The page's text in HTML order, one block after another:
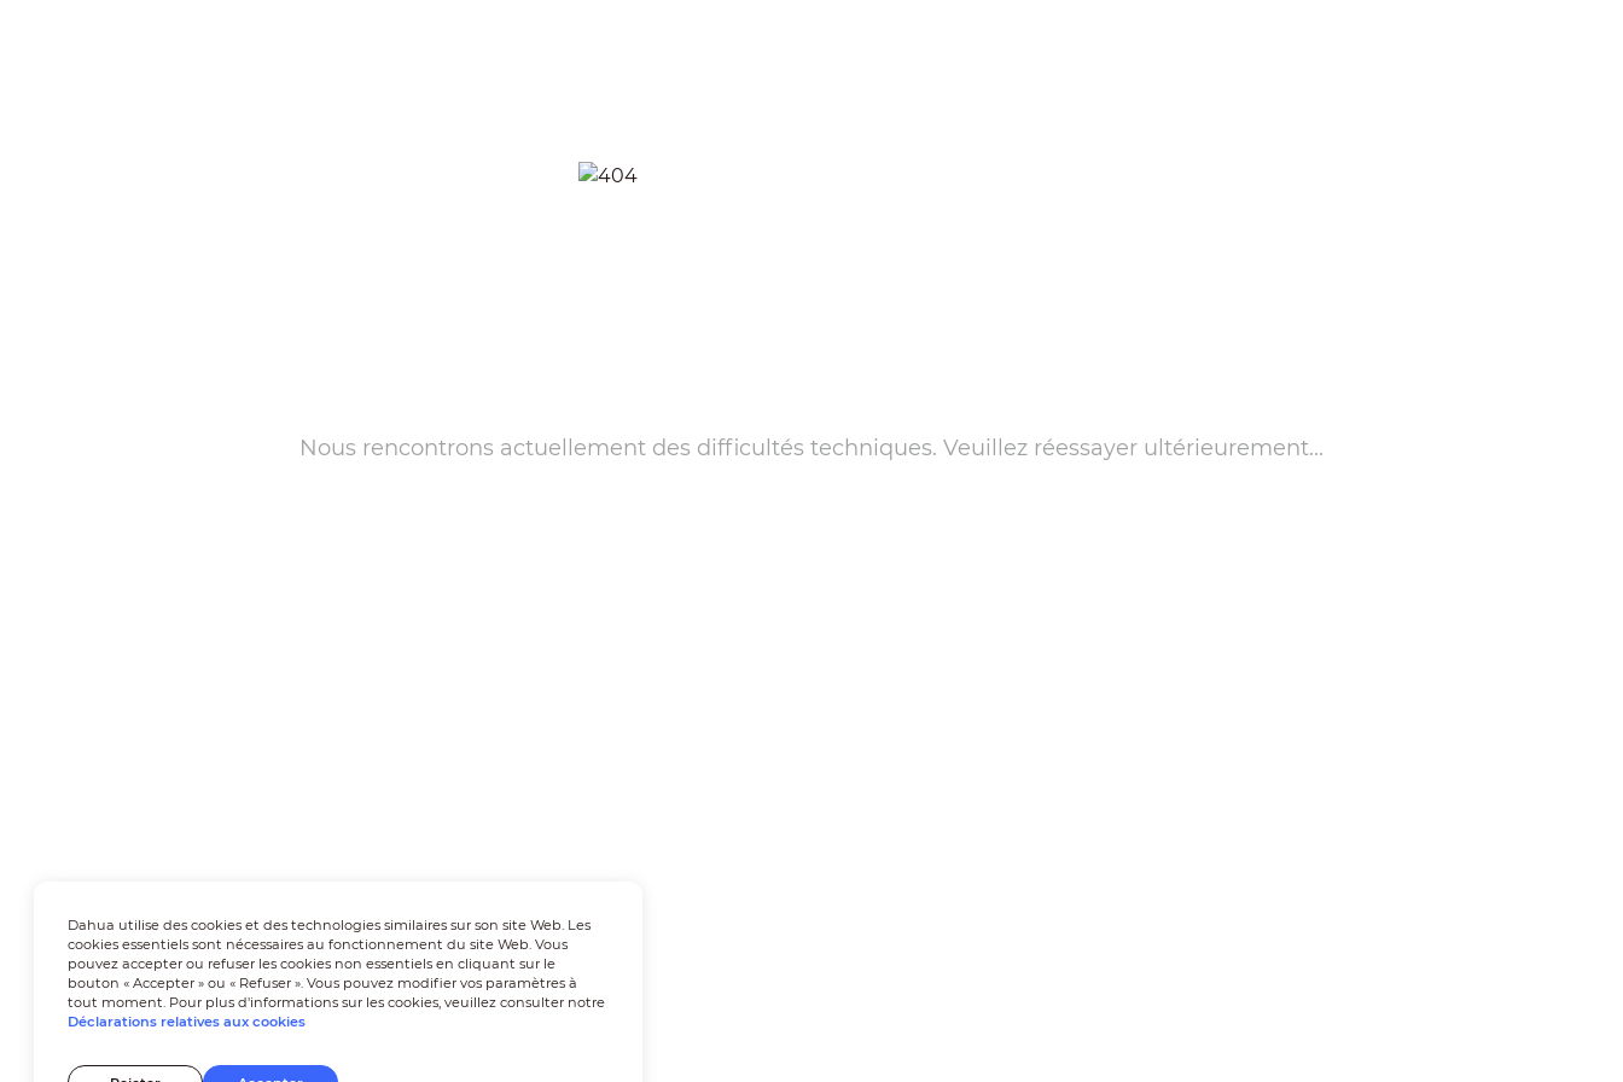
Nous rencontrons actuellement des difficultés techniques. Veuillez réessayer ultérieurement...
Dahua utilise des cookies et des technologies similaires sur son site Web. Les
cookies essentiels sont nécessaires au fonctionnement du site Web. Vous
pouvez accepter ou refuser les cookies non essentiels en cliquant sur le
bouton « Accepter » ou « Refuser ». Vous pouvez modifier vos paramètres à
tout moment. Pour plus d'informations sur les cookies, veuillez consulter notre
Déclarations relatives aux cookies